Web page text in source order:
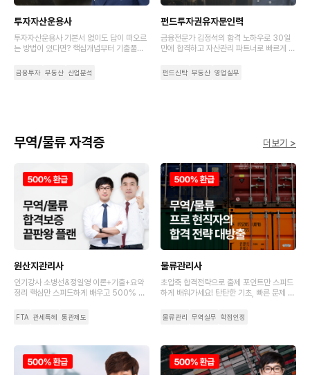
투자자산운용사
투자자산운용사 기본서 없이도 답이 떠오르
는 방법이 있다면? 핵심개념부터 기출풀이
자도 쉽게 시작하는 최단기 코스로 시작하세
요.
금융투자 부동산 산업분석
펀드투자권유자문인력
금융전문가 김정석의 합격 노하우로 30일
만에 합격하고 자산관리 파트너로 빠르게 성
펀드신탁 부동산 영업실무
무역/물류 자격증 더보기 >
원산지관리사
인기강사 소병선&정일영 이론+기출+요약
정리 핵심만 스피드하게 배우고 500% 수
FTA 관세특혜 통관제도
물류관리사
초압축 합격전략으로 출제 포인트만 스피드
하게 배워가세요! 탄탄한 기초, 빠른 문제 적
물류관리 무역실무 학점인정